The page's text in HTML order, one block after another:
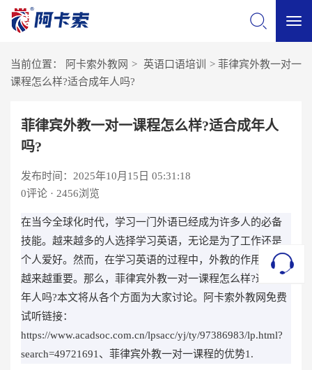
当前位置： 阿卡索外教网 > 英语口语培训 > 菲律宾外教一对一
课程怎么样?适合成年人吗?
菲律宾外教一对一课程怎么样?适合成年人
吗?
发布时间：2025年10月15日 05:31:18
0评论 · 2456浏览
在当今全球化时代，学习一门外语已经成为许多人的必备
技能。越来越多的人选择学习英语，无论是为了工作还是
个人爱好。然而，在学习英语的过程中，外教的作用变得
越来越重要。那么，菲律宾外教一对一课程怎么样?适合成
年人吗?本文将从各个方面为大家讨论。阿卡索外教网免费
试听链接：
https://www.acadsoc.com.cn/lpsacc/yj/ty/97386983/lp.html?
search=49721691、菲律宾外教一对一课程的优势1.